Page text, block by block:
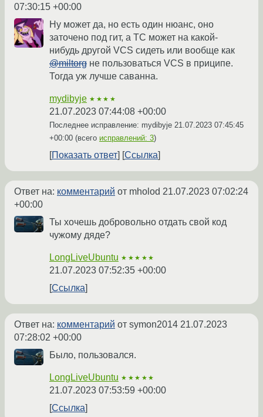
07:30:15 +00:00
Ну может да, но есть один нюанс, оно
заточено под гит, а ТС может на какой-
нибудь другой VCS сидеть или вообще как
@miltorg не пользоваться VCS в приципе.
Тогда уж лучше саванна.
mydibyje ★★★★
21.07.2023 07:44:08 +00:00
Последнее исправление: mydibyje 21.07.2023 07:45:45
+00:00 (всего исправлений: 3)
Показать ответ Ссылка
Ответ на: комментарий от mholod 21.07.2023 07:02:24
+00:00
Ты хочешь добровольно отдать свой код
чужому дяде?
LongLiveUbuntu ★★★★★
21.07.2023 07:52:35 +00:00
Ссылка
Ответ на: комментарий от symon2014 21.07.2023
07:28:02 +00:00
Было, пользовался.
LongLiveUbuntu ★★★★★
21.07.2023 07:53:59 +00:00
Ссылка